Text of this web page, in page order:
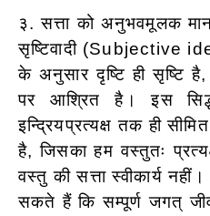
३. सत्ता को अनुभवमूलक
सृष्टिवादी (Subjective
के अनुसार दृष्टि ही सृष्टि
पर आश्रित है। इस
इन्द्रियप्रत्यक्ष तक ही
है, जिसका हम वस्तुतः
वस्तु की सत्ता स्वीकार्य
सकते हैं कि सम्पूर्ण जगत्